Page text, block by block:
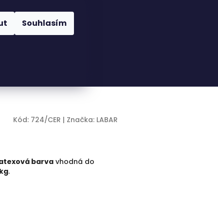
Souhlasím
Hledat
Kód: 724/CER | Značka: LABAR
barva vhodná do
.